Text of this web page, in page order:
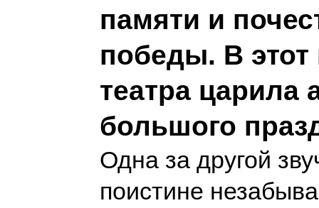
памяти и
победы. В этот
театра царила
большого
Одна за другой
поистине